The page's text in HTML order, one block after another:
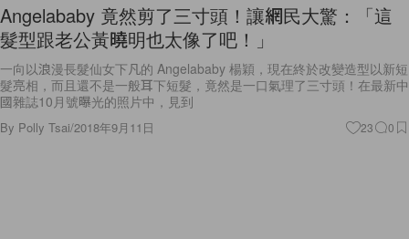
Angelababy 竟然剪了三寸頭！讓網民大驚：「這
髮型跟老公黃曉明也太像了吧！」
一向以浪漫長髮仙女下凡的 Angelababy 楊穎，現在終於改變造型以新短
髮亮相，而且還不是一般耳下短髮，竟然是一口氣理了三寸頭！在最新中
國雜誌10月號曝光的照片中，見到
By Polly Tsai/2018年9月11日 23 0